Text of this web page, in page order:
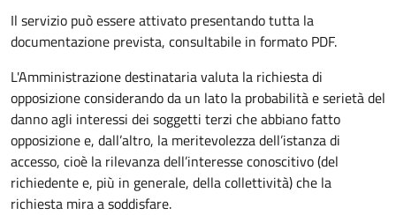
Il servizio può essere attivato presentando tutta la
documentazione prevista, consultabile in formato PDF.
L'Amministrazione destinataria valuta la richiesta di
opposizione considerando da un lato la probabilità e serietà del
danno agli interessi dei soggetti terzi che abbiano fatto
opposizione e, dall’altro, la meritevolezza dell’istanza di
accesso, cioè la rilevanza dell’interesse conoscitivo (del
richiedente e, più in generale, della collettività) che la
richiesta mira a soddisfare.